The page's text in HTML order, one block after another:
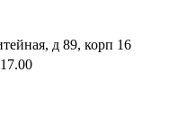
д 89, корп 16